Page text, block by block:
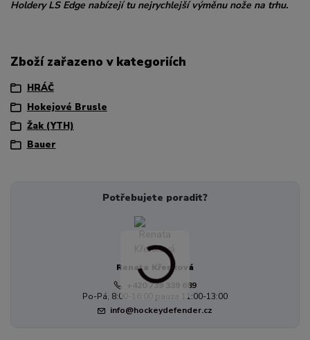
Holdery LS Edge nabízejí tu nejrychlejší výměnu nože na trhu.
Zboží zařazeno v kategoriích
HRÁČ
Hokejové Brusle
Žak (YTH)
Bauer
Potřebujete poradit?
Renata Křenková
+420 739 339 689
Po-Pá, 8:00-16:00 pauza 11:00-13:00
info@hockeydefender.cz